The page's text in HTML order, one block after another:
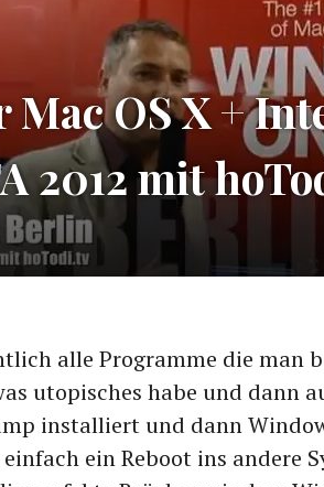
Mac OS X +
2012 mit
alle Programme die man
utopisches habe und dann
installiert und dann
ein Reboot ins andere